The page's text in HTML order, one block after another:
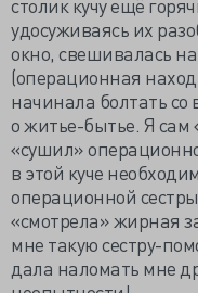
удосуживаясь их
окно, свешивалась
(операционная
начинала болтать
о житье-бытье. Я сам
«сушил»
в этой куче
операционной
«смотрела» жирная
мне такую сестру-
дала наломать мне